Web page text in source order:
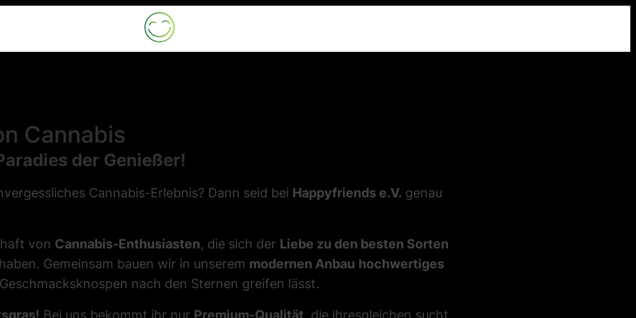
Cannabis
der Genießer!
Cannabis-Erlebnis? Dann seid bei Happyfriends e.V. genau
von Cannabis-Enthusiasten, die sich der Liebe zu den besten Sorten
Gemeinsam bauen wir in unserem modernen Anbau hochwertiges
nach den Sternen greifen lässt.
Bei uns bekommt ihr nur Premium-Qualität, die ihresgleichen sucht.